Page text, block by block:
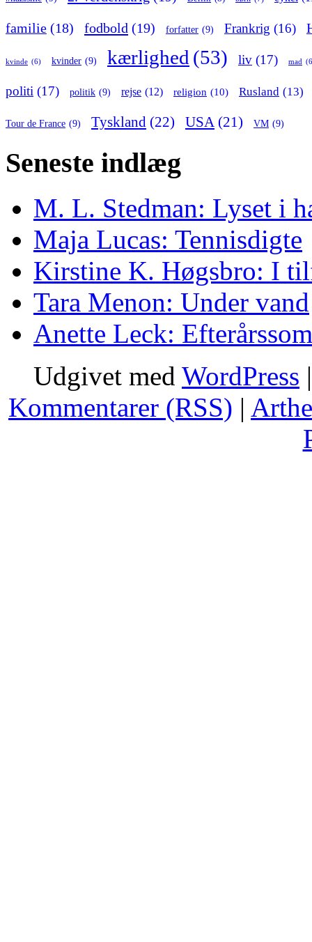
familie (18) fodbold (19) forfatter (9) Frankrig (16)
kvinde (6) kvinder (9) kærlighed (53) liv (17) mad
politi (17) politik (9) rejse (12) religion (10) Rusland (13)
Tour de France (9) Tyskland (22) USA (21) VM (9)
Seneste indlæg
M. L. Stedman: Lyset i
Maja Lucas: Tennisdigte
Kirstine K. Høgsbro: I
Tara Menon: Under vand
Anette Leck:
Udgivet med WordPress
Kommentarer (RSS) |